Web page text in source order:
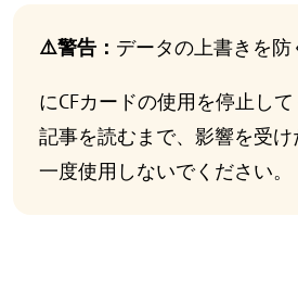
⚠️警告： データの上書きを
にCFカードの使用を停止し
記事を読むまで、影響を受け
一度使用しないでください。